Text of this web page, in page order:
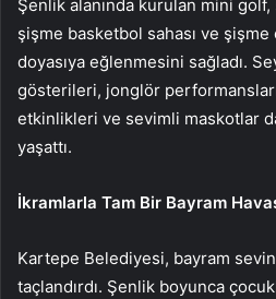
Şenlik alanında kurulan mini
şişme basketbol sahası ve şişme
doyasıya eğlenmesini sağladı.
gösterileri, jonglör
etkinlikleri ve sevimli maskotlar
yaşattı.
İkramlarla Tam Bir Bayram
Kartepe Belediyesi, bayram
taçlandırdı. Şenlik boyunca